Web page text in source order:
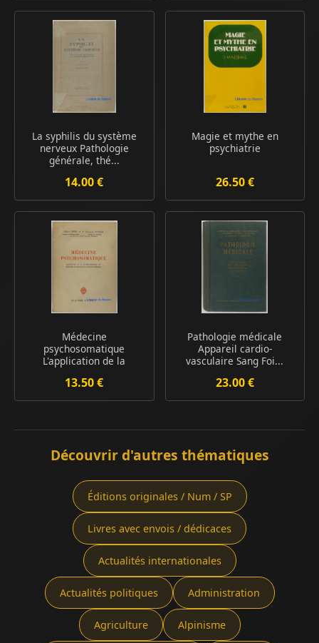
La syphilis du système
nerveux Pathologie
générale, thé...
14.00 €
Magie et mythe en
psychiatrie
26.50 €
Médecine
psychosomatique
L'application de la
13.50 €
Pathologie médicale
Appareil cardio-
vasculaire Sang Foi...
23.00 €
Découvrir d'autres thématiques
Éditions originales / Num / SP
Livres avec envois / dédicaces
Actualités internationales
Actualités politiques Administration
Agriculture Alpinisme